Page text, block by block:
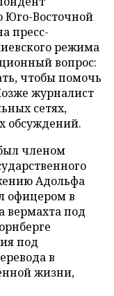
Юго-Восточной
пресс-
режима
вопрос:
чтобы помочь
журналист
сетях,
обсуждений.
членом
Адольфа
офицером в
вермахта под
под
в
жизни,